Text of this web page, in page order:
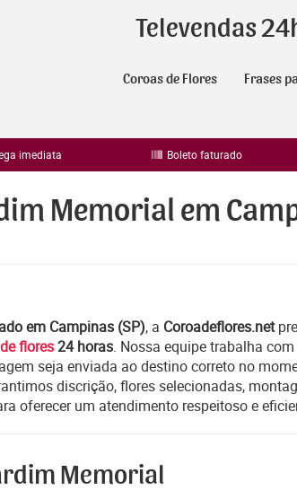
Televendas
Coroas de Flores Frases
imediata Boleto faturado
Memorial em
em Campinas (SP), a Coroadeflores.net
flores24 horas. Nossa equipe trabalha
seja enviada ao destino correto no
discrição, flores selecionadas,
oferecer um atendimento respeitoso e
Memorial